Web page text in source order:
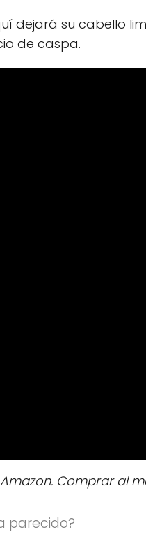
dejará su cabello
de caspa.
Comprar al
parecido?